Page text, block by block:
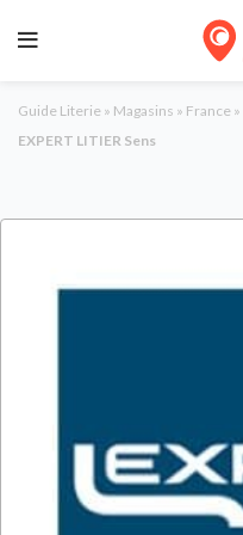
Guide Literie » Magasins » France »
EXPERT LITIER Sens